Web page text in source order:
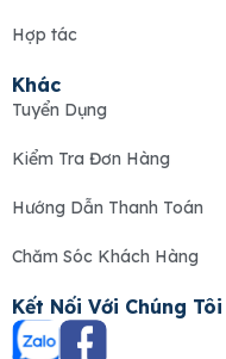
Hợp tác
Khác
Tuyển Dụng
Kiểm Tra Đơn Hàng
Hướng Dẫn Thanh Toán
Chăm Sóc Khách Hàng
Kết Nối Với Chúng Tôi